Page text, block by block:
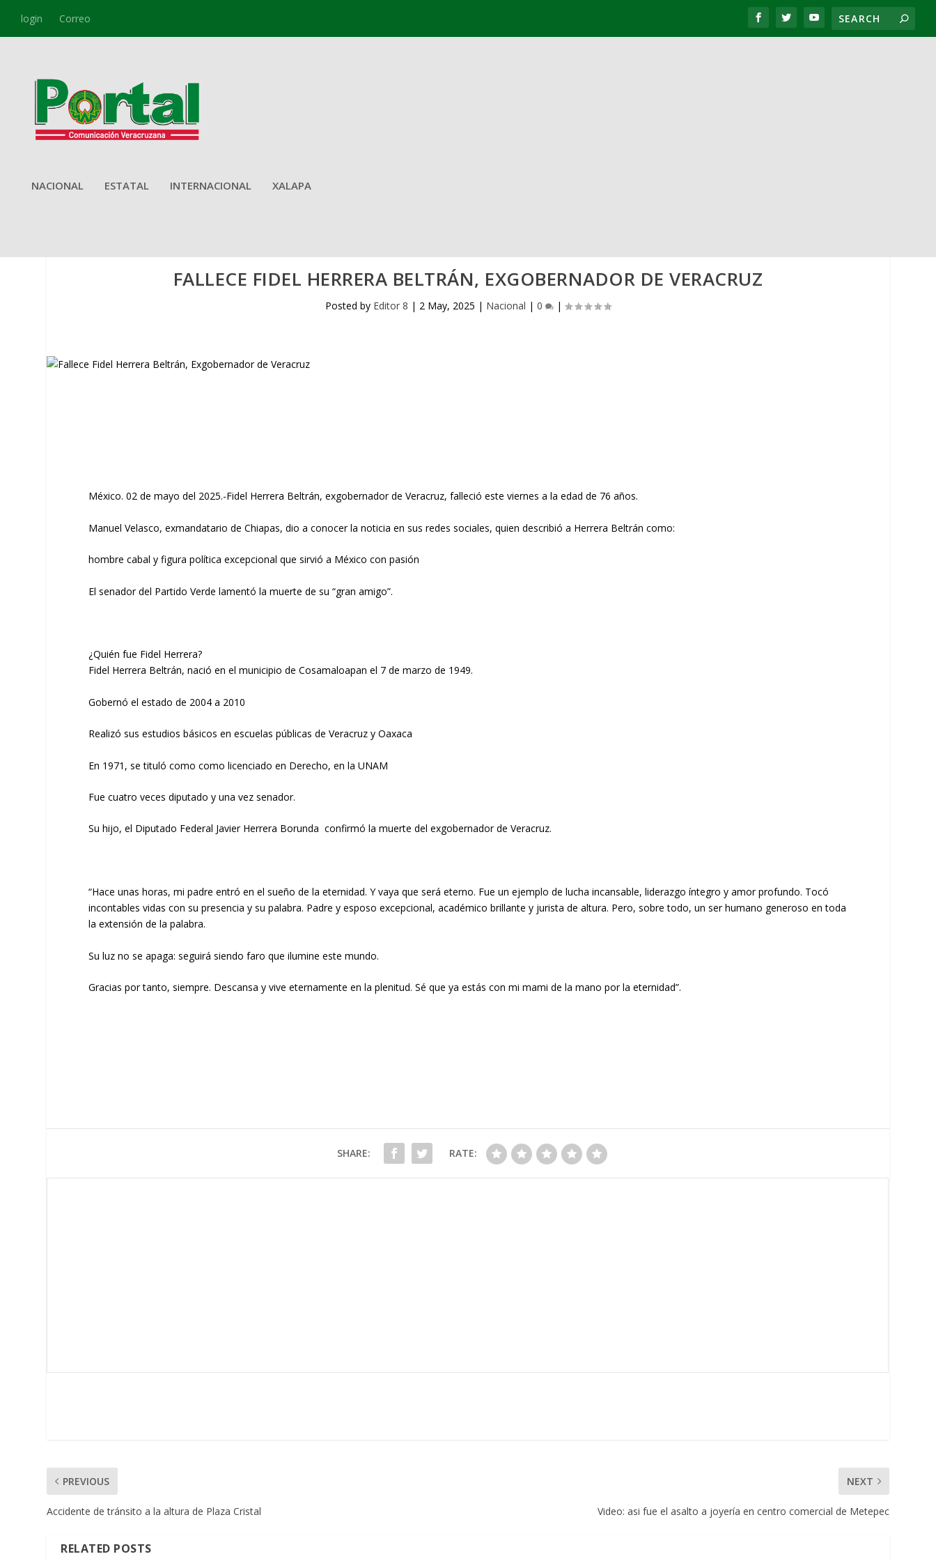
login Correo
NACIONAL ESTATAL INTERNACIONAL XALAPA
FALLECE FIDEL HERRERA BELTRÁN, EXGOBERNADOR DE VERACRUZ
Posted by Editor 8 | 2 May, 2025 | Nacional | 0 |
México. 02 de mayo del 2025.-Fidel Herrera Beltrán, exgobernador de Veracruz, falleció este viernes a la edad de 76 años.
Manuel Velasco, exmandatario de Chiapas, dio a conocer la noticia en sus redes sociales, quien describió a Herrera Beltrán como:
hombre cabal y figura política excepcional que sirvió a México con pasión
El senador del Partido Verde lamentó la muerte de su “gran amigo”.
¿Quién fue Fidel Herrera?
Fidel Herrera Beltrán, nació en el municipio de Cosamaloapan el 7 de marzo de 1949.
Gobernó el estado de 2004 a 2010
Realizó sus estudios básicos en escuelas públicas de Veracruz y Oaxaca
En 1971, se tituló como como licenciado en Derecho, en la UNAM
Fue cuatro veces diputado y una vez senador.
Su hijo, el Diputado Federal Javier Herrera Borunda confirmó la muerte del exgobernador de Veracruz.
“Hace unas horas, mi padre entró en el sueño de la eternidad. Y vaya que será eterno. Fue un ejemplo de lucha incansable, liderazgo íntegro y amor profundo. Tocó
incontables vidas con su presencia y su palabra. Padre y esposo excepcional, académico brillante y jurista de altura. Pero, sobre todo, un ser humano generoso en toda
la extensión de la palabra.
Su luz no se apaga: seguirá siendo faro que ilumine este mundo.
Gracias por tanto, siempre. Descansa y vive eternamente en la plenitud. Sé que ya estás con mi mami de la mano por la eternidad”.
SHARE: RATE:
PREVIOUS
Accidente de tránsito a la altura de Plaza Cristal
NEXT
Video: asi fue el asalto a joyería en centro comercial de Metepec
RELATED POSTS